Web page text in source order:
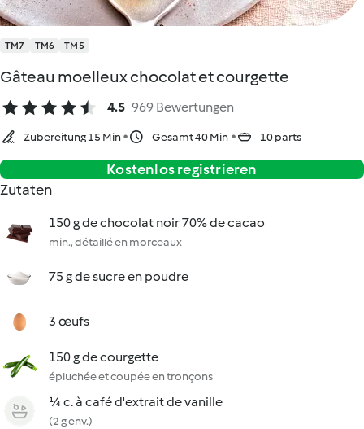
TM7 TM6 TM5
Gâteau moelleux chocolat et courgette
4.5 969 Bewertungen
Zubereitung 15 Min Gesamt 40 Min 10 parts
Kostenlos registrieren
Zutaten
150 g de chocolat noir 70% de cacao
min., détaillé en morceaux
75 g de sucre en poudre
3 œufs
150 g de courgette
épluchée et coupée en tronçons
¼ c. à café d'extrait de vanille
(2 g env.)